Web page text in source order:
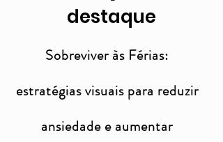
destaque
Sobreviver às Férias:
estratégias visuais para reduzir
ansiedade e aumentar